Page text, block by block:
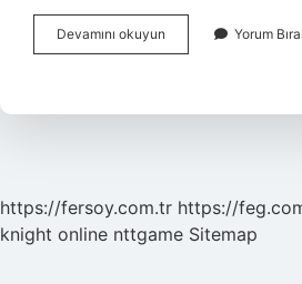
Devamını okuyun
Sivri
Mı
Yorum
https://fersoy.com.tr https://
knight online nttgame Sitemap